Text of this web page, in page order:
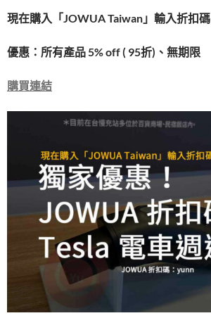
現在購入「JOWUA Taiwan」輸入折扣碼
優惠：所有產品 5% off ( 95折)、無期限
購買連結